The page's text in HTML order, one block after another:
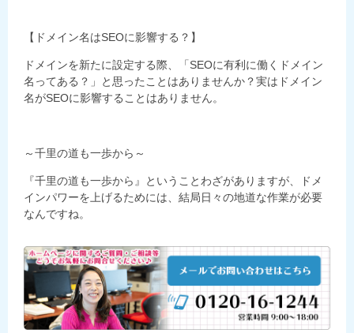
【ドメイン名はSEOに影響する？】
ドメインを新たに設定する際、「SEOに有利に働くドメイン
名ってある？」と思ったことはありませんか？実はドメイン
名がSEOに影響することはありません。
～千里の道も一歩から～
『千里の道も一歩から』ということわざがありますが、ドメ
インパワーを上げるためには、結局日々の地道な作業が必要
なんですね。